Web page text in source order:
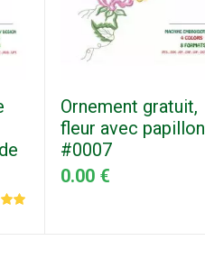
Ornement gratuit,
fleur avec papillon
#0007
0.00 €